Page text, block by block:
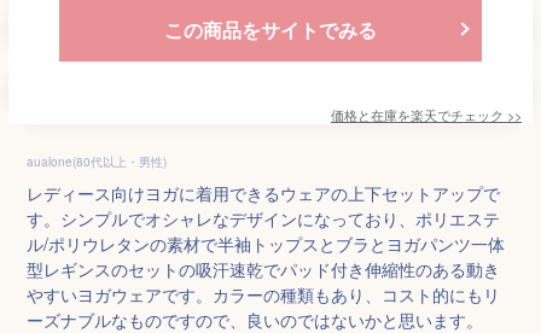
この商品をサイトでみる
価格と在庫を楽天でチェック >>
aualone(80代以上・男性)
レディース向けヨガに着用できるウェアの上下セットアップで
す。シンプルでオシャレなデザインになっており、ポリエステ
ル/ポリウレタンの素材で半袖トップスとブラとヨガパンツ一体
型レギンスのセットの吸汗速乾でパッド付き伸縮性のある動き
やすいヨガウェアです。カラーの種類もあり、コスト的にもリ
ーズナブルなものですので、良いのではないかと思います。